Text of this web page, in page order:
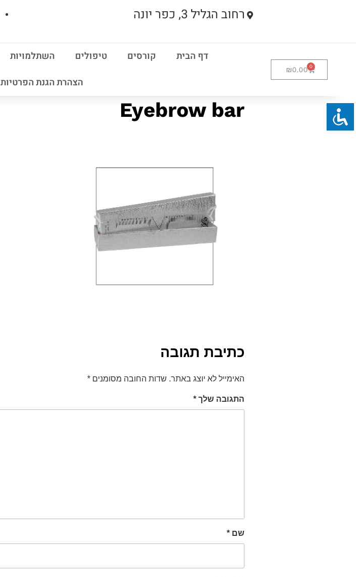
רחוב הגליל 3, כפר יונה
₪0.00
דף הבית קורסים טיפולים השתלמויות
הצהרת הגנת הפרטיות
Eyebrow bar
כתיבת תגובה
האימייל לא יוצג באתר. שדות החובה מסומנים *
התגובה שלך *
שם *